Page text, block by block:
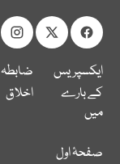
ایکسپریس
کے بارے
میں
ضابطہ
اخلاق
صفحۂ اول